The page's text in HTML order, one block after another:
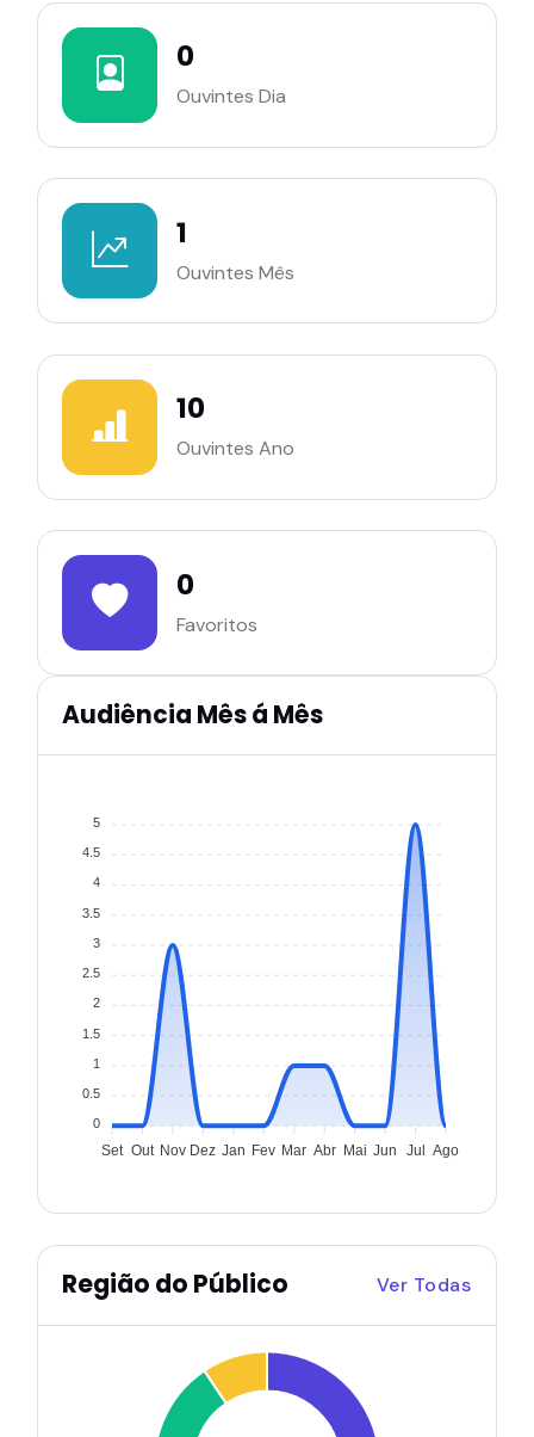
0
Ouvintes Dia
1
Ouvintes Mês
10
Ouvintes Ano
0
Favoritos
Audiência Mês á Mês
5
4.5
4
3.5
3
2.5
2
1.5
1
0.5
0
Set Out Nov Dez Jan Fev Mar Abr Mai Jun Jul Ago
Região do Público Ver Todas